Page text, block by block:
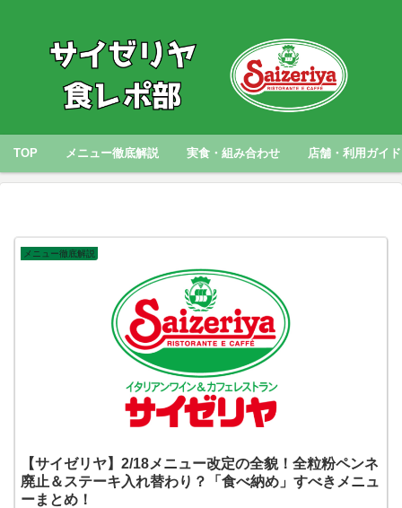
TOP メニュー徹底解説 実食・組み合わせ 店舗・利用ガイド
メニュー徹底解説
【サイゼリヤ】2/18メニュー改定の全貌！全粒粉ペンネ
廃止＆ステーキ入れ替わり？「食べ納め」すべきメニュ
ーまとめ！